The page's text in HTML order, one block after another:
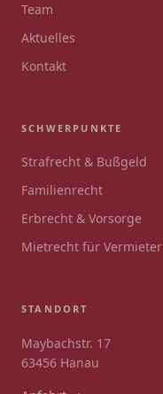
Team
Aktuelles
Kontakt
SCHWERPUNKTE
Strafrecht & Bußgeld
Familienrecht
Erbrecht & Vorsorge
Mietrecht für Vermieter
STANDORT
Maybachstr. 17
63456 Hanau